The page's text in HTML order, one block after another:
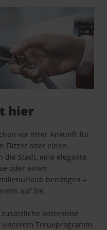
hier
vor Ihrer Ankunft für
Flitzer oder einen
die Stadt, eine elegante
oder einen
benötigen –
auf Sie.
kostenlose
Treueprogramm